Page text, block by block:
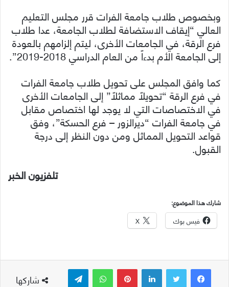
وبخصوص طلاب جامعة الفرات قرر مجلس التعليم
العالي “إيقاف الاستضافة لطلاب الجامعة، عدا طلاب
فرع الرقة، في الجامعات الأخرى، ليتم إلزامهم بالعودة
إلى الجامعة الأم بدءاً من العام الدراسي 2018-2019”.
كما وافق المجلس على تحويل طلاب جامعة الفرات
في فرع الرقة “تحويلاً مماثلاً” إلى الجامعات الأخرى
في الاختصاصات التي لا يوجد لها اختصاص مقابل
في جامعة الفرات “ديرالزور – فرع الحسكة”، وفق
قواعد التحويل المماثل ومن دون النظر إلى درجة
القبول.
تلفزيون الخبر
شارك هذا الموضوع:
فيس بوك X
شاركها
لينكدإن بينتيريست واتساب